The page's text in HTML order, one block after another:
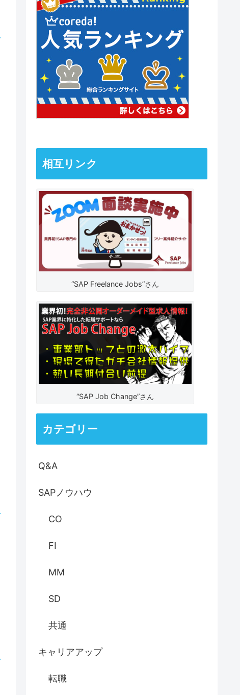
相互リンク
“SAP Freelance Jobs”さん
“SAP Job Change”さん
カテゴリー
Q&A
SAPノウハウ
CO
FI
MM
SD
共通
キャリアアップ
転職